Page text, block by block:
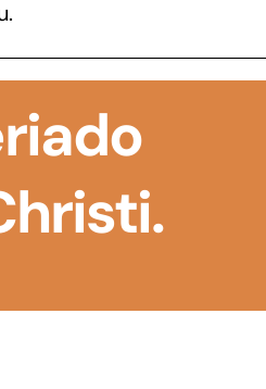
dentre outros serviços